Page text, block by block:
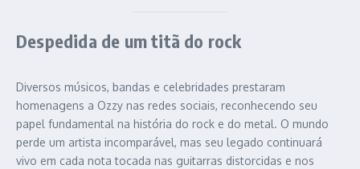
Despedida de um titã do rock
Diversos músicos, bandas e celebridades prestaram
homenagens a Ozzy nas redes sociais, reconhecendo seu
papel fundamental na história do rock e do metal. O mundo
perde um artista incomparável, mas seu legado continuará
vivo em cada nota tocada nas guitarras distorcidas e nos